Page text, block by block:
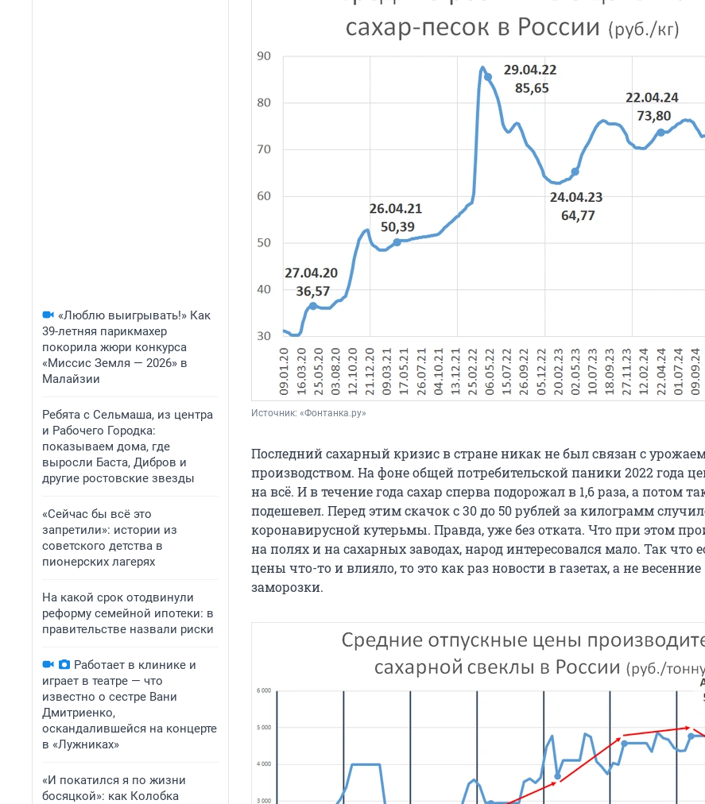
«Люблю выигрывать!» Как
39-летняя парикмахер
покорила жюри конкурса
«Миссис Земля — 2026» в
Малайзии
Ребята с Сельмаша, из центра
и Рабочего Городка:
показываем дома, где
выросли Баста, Дибров и
другие ростовские звезды
«Сейчас бы всё это
запретили»: истории из
советского детства в
пионерских лагерях
На какой срок отодвинули
реформу семейной ипотеки: в
правительстве назвали риски
Работает в клинике и
играет в театре — что
известно о сестре Вани
Дмитриенко,
оскандалившейся на концерте
в «Лужниках»
«И покатился я по жизни
босяцкой»: как Колобка
Источник: «Фонтанка.ру»
Последний сахарный кризис в стране никак не был связан с
производством. На фоне общей потребительской паники 2022 года
на всё. И в течение года сахар сперва подорожал в 1,6 раза, а потом
подешевел. Перед этим скачок с 30 до 50 рублей за килограмм
коронавирусной кутерьмы. Правда, уже без отката. Что при этом
на полях и на сахарных заводах, народ интересовался мало. Так что
цены что-то и влияло, то это как раз новости в газетах, а не весенние
заморозки.